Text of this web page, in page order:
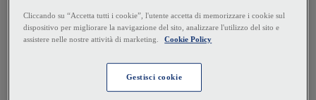
30 Giugno 2023 | Raimondo D'antonio
di recente inciso dalla L. 130/2022, ponendo in capo
all'amministrazione finanziaria l'onere di provare gli